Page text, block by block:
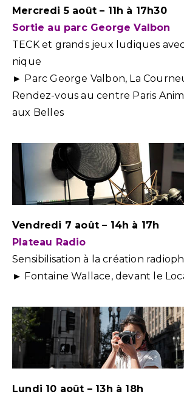
Mercredi 5 août – 11h à 17h30
Sortie au parc George Valbon
TECK et grands jeux ludiques
nique
► Parc George Valbon, La
Rendez-vous au centre Paris
aux Belles
Vendredi 7 août – 14h à 17h
Plateau Radio
Sensibilisation à la création
► Fontaine Wallace, devant le
Lundi 10 août – 13h à 18h